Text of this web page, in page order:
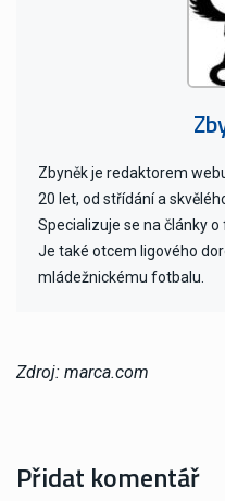
Zbyněk je redaktorem
20 let, od střídání a
Specializuje se na články o
Je také otcem ligového
mládežnickému fotbalu.
Zdroj: marca.com
Přidat komentář